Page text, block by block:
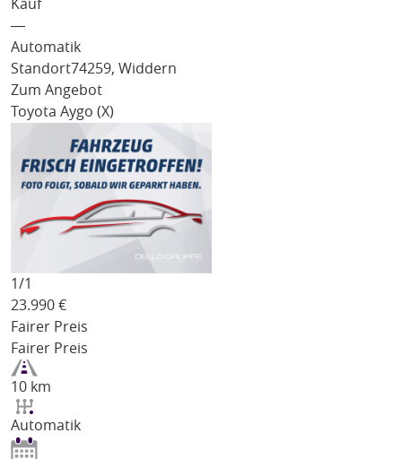
Kauf
―
Automatik
Standort74259, Widdern
Zum Angebot
Toyota Aygo (X)
1/1
23.990 €
Fairer Preis
Fairer Preis
10 km
Automatik